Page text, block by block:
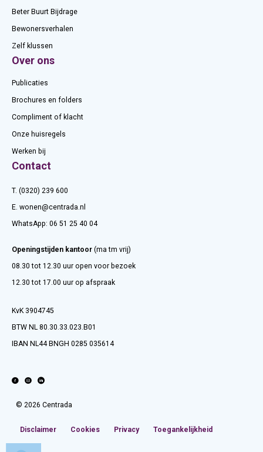
Beter Buurt Bijdrage
Bewonersverhalen
Zelf klussen
Over ons
Publicaties
Brochures en folders
Compliment of klacht
Onze huisregels
Werken bij
Contact
T. (0320) 239 600
E. wonen@centrada.nl
WhatsApp: 06 51 25 40 04
Openingstijden kantoor (ma tm vrij)
08.30 tot 12.30 uur open voor bezoek
12.30 tot 17.00 uur op afspraak
KvK 3904745
BTW NL 80.30.33.023.B01
IBAN NL44 BNGH 0285 035614
© 2026 Centrada
Disclaimer Cookies Privacy Toegankelijkheid